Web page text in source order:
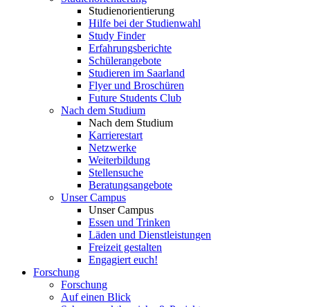
Studienorientierung
Hilfe bei der Studienwahl
Study Finder
Erfahrungsberichte
Schülerangebote
Studieren im Saarland
Flyer und Broschüren
Future Students Club
Nach dem Studium
Nach dem Studium
Karrierestart
Netzwerke
Weiterbildung
Stellensuche
Beratungsangebote
Unser Campus
Unser Campus
Essen und Trinken
Läden und Dienstleistungen
Freizeit gestalten
Engagiert euch!
Forschung
Forschung
Auf einen Blick